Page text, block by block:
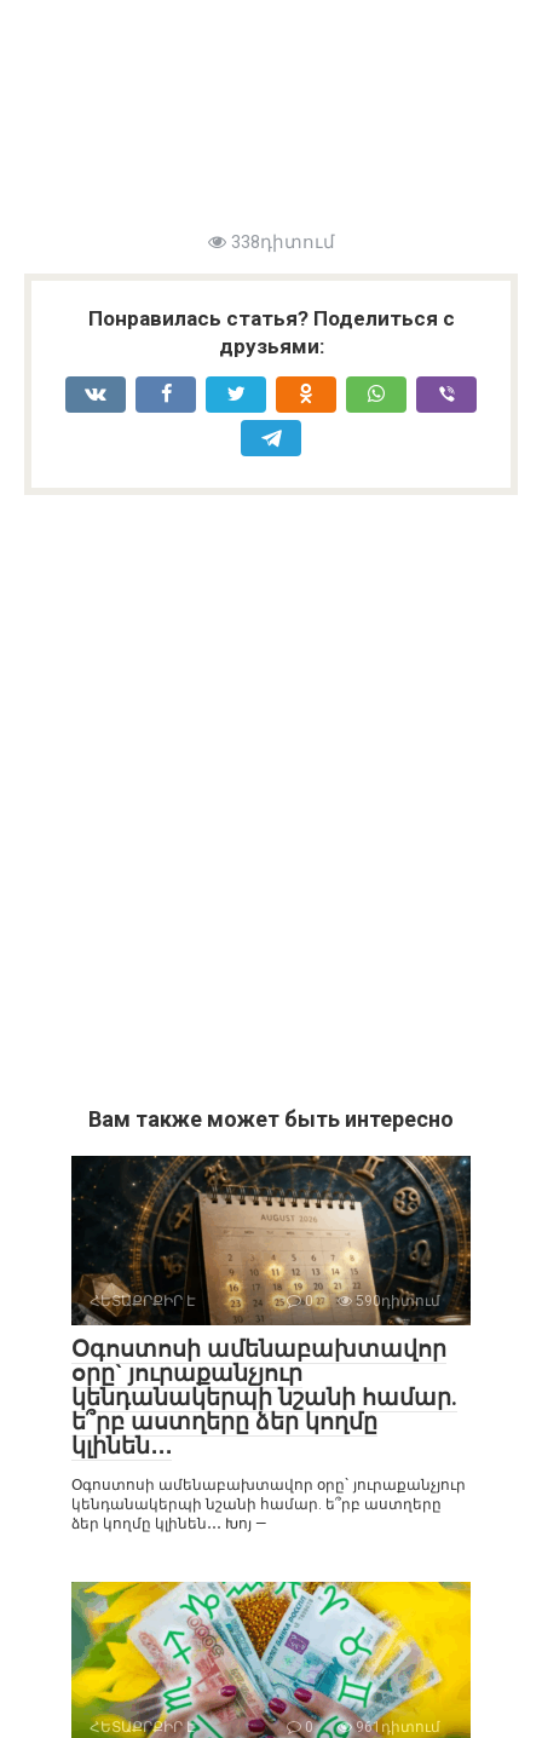
338դիտում
Понравилась статья? Поделиться с
друзьями:
Вам также может быть интересно
ՀԵՏԱՔՐՔԻՐ Է 0 590դիտում
Օգոստոսի ամենաբախտավոր
օրը` յուրաքանչյուր
կենդանակերպի նշանի համար.
ե՞րբ աստղերը ձեր կողմը
կլինեն․․․
Օգոստոսի ամենաբախտավոր օրը` յուրաքանչյուր
կենդանակերպի նշանի համար. ե՞րբ աստղերը
ձեր կողմը կլինեն․․․ Խոյ —
ՀԵՏԱՔՐՔԻՐ Է 0 961դիտում